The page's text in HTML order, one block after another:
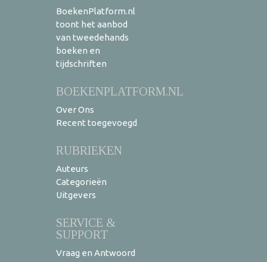
BoekenPlatform.nl
toont het aanbod
van tweedehands
boeken en
tijdschriften
BOEKENPLATFORM.NL
Over Ons
Recent toegevoegd
RUBRIEKEN
Auteurs
Categorieën
Uitgevers
SERVICE &
SUPPORT
Vraag en Antwoord